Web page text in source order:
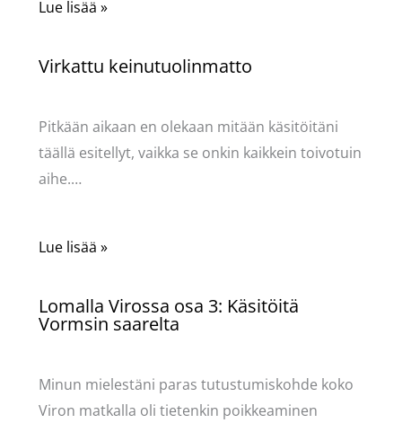
Lue lisää »
Virkattu keinutuolinmatto
Pitkään aikaan en olekaan mitään käsitöitäni
täällä esitellyt, vaikka se onkin kaikkein toivotuin
aihe.…
Lue lisää »
Lomalla Virossa osa 3: Käsitöitä
Vormsin saarelta
Minun mielestäni paras tutustumiskohde koko
Viron matkalla oli tietenkin poikkeaminen